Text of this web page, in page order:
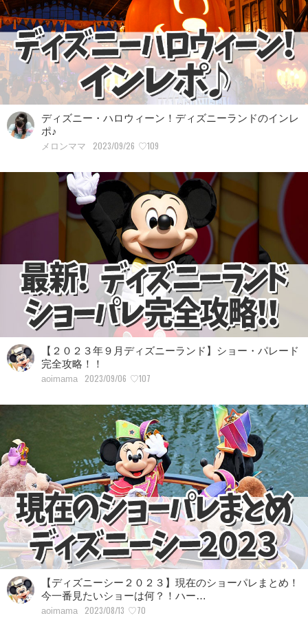
ディズニー・ハロウィーン！ディズニーランドのインレ
ポ♪
メロンママ 2023/09/26 ♡109
【２０２３年９月ディズニーランド】ショー・パレード
aoimama 2023/09/06 ♡107
【ディズニーシー２０２３】現在のショーパレまとめ！
今一番見たいショーは何？！ハー…
aoimama 2023/08/13 ♡70